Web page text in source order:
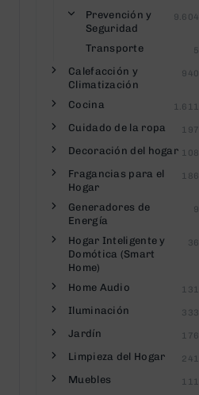
Prevención y
Seguridad
9.604
Transporte 5
Calefacción y
Climatización
940
Cocina 1.611
Cuidado de la ropa 197
Decoración del hogar 108
Fragancias para el
Hogar
186
Generadores de
Energía
9
Hogar Inteligente y
Domótica (Smart
Home)
36
Home Audio 131
Iluminación 333
Jardín 176
Limpieza del Hogar 241
Muebles 111